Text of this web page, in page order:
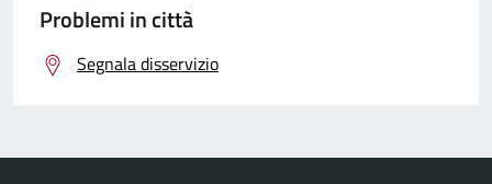
Problemi in città
Segnala disservizio